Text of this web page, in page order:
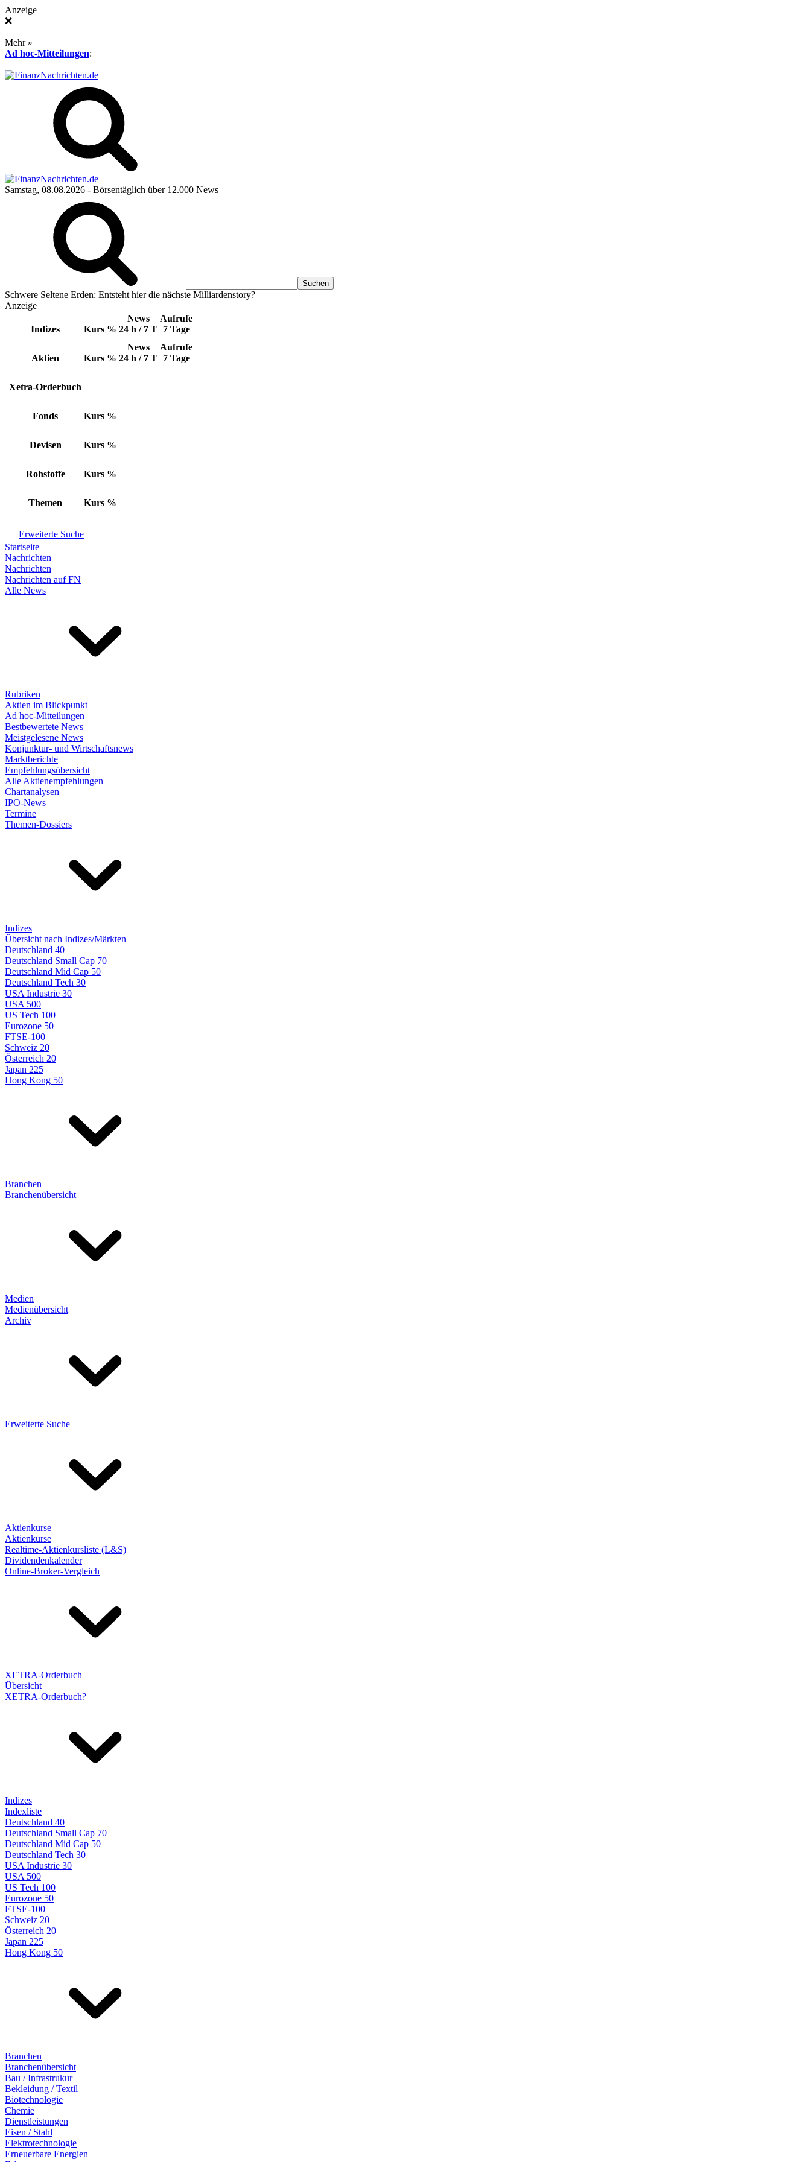
Anzeige
❌
Mehr »
Ad hoc-Mitteilungen:
Samstag, 08.08.2026 - Börsentäglich über 12.000 News
Schwere Seltene Erden: Entsteht hier die nächste Milliardenstory?
Anzeige
Indizes Kurs %
News
24 h / 7 T
Aufrufe
7 Tage
Aktien Kurs %
News
24 h / 7 T
Aufrufe
7 Tage
Xetra-Orderbuch
Fonds Kurs %
Devisen Kurs %
Rohstoffe Kurs %
Themen Kurs %
Erweiterte Suche
Startseite
Nachrichten
Nachrichten
Nachrichten auf FN
Alle News
Rubriken
Aktien im Blickpunkt
Ad hoc-Mitteilungen
Bestbewertete News
Meistgelesene News
Konjunktur- und Wirtschaftsnews
Marktberichte
Empfehlungsübersicht
Alle Aktienempfehlungen
Chartanalysen
IPO-News
Termine
Themen-Dossiers
Indizes
Übersicht nach Indizes/Märkten
Deutschland 40
Deutschland Small Cap 70
Deutschland Mid Cap 50
Deutschland Tech 30
USA Industrie 30
USA 500
US Tech 100
Eurozone 50
FTSE-100
Schweiz 20
Österreich 20
Japan 225
Hong Kong 50
Branchen
Branchenübersicht
Medien
Medienübersicht
Archiv
Erweiterte Suche
Aktienkurse
Aktienkurse
Realtime-Aktienkursliste (L&S)
Dividendenkalender
Online-Broker-Vergleich
XETRA-Orderbuch
Übersicht
XETRA-Orderbuch?
Indizes
Indexliste
Deutschland 40
Deutschland Small Cap 70
Deutschland Mid Cap 50
Deutschland Tech 30
USA Industrie 30
USA 500
US Tech 100
Eurozone 50
FTSE-100
Schweiz 20
Österreich 20
Japan 225
Hong Kong 50
Branchen
Branchenübersicht
Bau / Infrastrukur
Bekleidung / Textil
Biotechnologie
Chemie
Dienstleistungen
Eisen / Stahl
Elektrotechnologie
Erneuerbare Energien